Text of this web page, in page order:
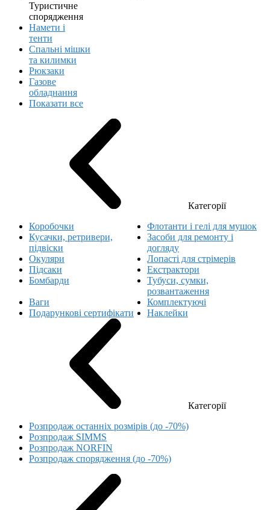
Туристичне
спорядження
Намети і
тенти
Спальні мішки
та килимки
Рюкзаки
Газове
обладнання
Показати все
Категорії
Коробочки
Флотанти і гелі для мушок
Кусачки, ретривери,
підвіски
Засоби для ремонту і
догляду
Окуляри
Лопасті для стрімерів
Підсаки
Екстрактори
Бомбарди
Тубуси, сумки,
розвантаження
Ваги
Комплектуючі
Подарункові сертифікати
Наклейки
Категорії
Розпродаж останніх розмірів (до -70%)
Розпродаж SIMMS
Розпродаж NORFIN
Розпродаж спорядження (до -70%)